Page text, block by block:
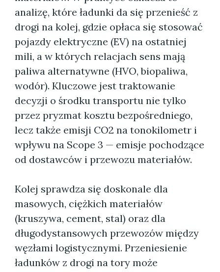
analizę, które ładunki da się przenieść z
drogi na kolej, gdzie opłaca się stosować
pojazdy elektryczne (EV) na ostatniej
mili, a w których relacjach sens mają
paliwa alternatywne (HVO, biopaliwa,
wodór). Kluczowe jest traktowanie
decyzji o środku transportu nie tylko
przez pryzmat kosztu bezpośredniego,
lecz także emisji CO2 na tonokilometr i
wpływu na Scope 3 — emisje pochodzące
od dostawców i przewozu materiałów.
Kolej sprawdza się doskonale dla
masowych, ciężkich materiałów
(kruszywa, cement, stal) oraz dla
długodystansowych przewozów między
węzłami logistycznymi. Przeniesienie
ładunków z drogi na tory może